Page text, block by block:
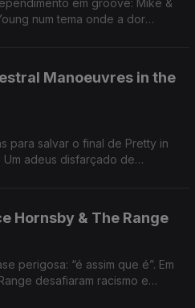
num tema onde a dor
Manoeuvres in the
para salvar o final de Pretty in
adeus disfarçado de
Hornsby & The Range
perigosa: “é assim que é”. Em
desafiaram racismo e